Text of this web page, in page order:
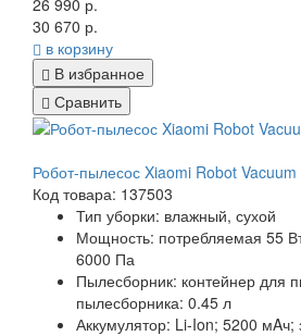
30 670 р.
в корзину
В избранное
Сравнить
Робот-пылесос Xiaomi Robot Vacuum
Код товара: 137503
Тип уборки: влажный, сухой
Мощность: потребляемая 55
6000 Па
Пылесборник: контейнер для
пылесборника: 0.45 л
Аккумулятор: Li-Ion; 5200 мAч;